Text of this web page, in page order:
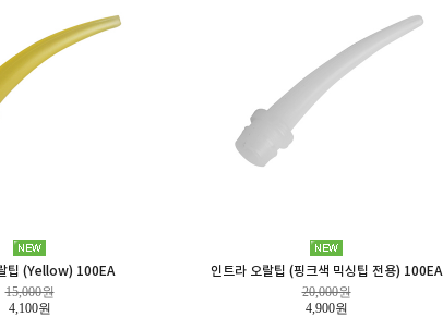
팁 (Yellow) 100EA
15,000원
4,100원
인트라 오랄팁 (핑크색 믹싱팁 전용) 100EA
20,000원
4,900원